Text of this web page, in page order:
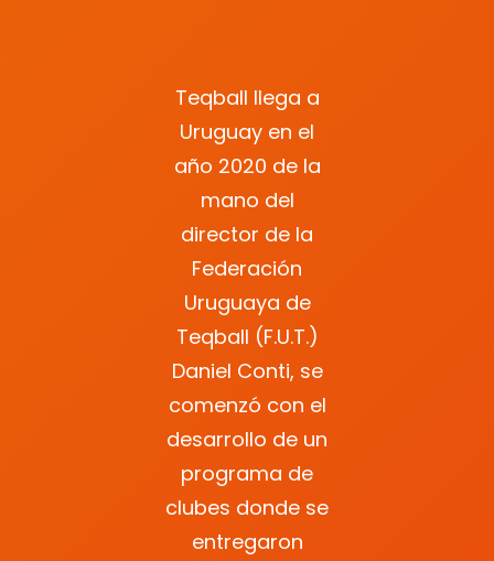
Teqball llega a
Uruguay en el
año 2020 de la
mano del
director de la
Federación
Uruguaya de
Teqball (F.U.T.)
Daniel Conti, se
comenzó con el
desarrollo de un
programa de
clubes donde se
entregaron